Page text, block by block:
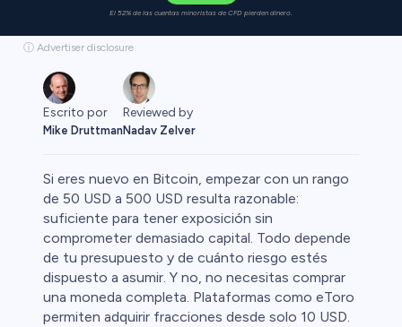
El 52% de las cuentas minoristas de CFD pierden dinero.
ⓘ Advertiser disclosure
Escrito por
Mike Druttman
Reviewed by
Nadav Zelver
Si eres nuevo en Bitcoin, empezar con un rango
de 50 USD a 500 USD resulta razonable:
suficiente para tener exposición sin
comprometer demasiado capital. Todo depende
de tu presupuesto y de cuánto riesgo estés
dispuesto a asumir. Y no, no necesitas comprar
una moneda completa. Plataformas como eToro
permiten adquirir fracciones desde solo 10 USD.